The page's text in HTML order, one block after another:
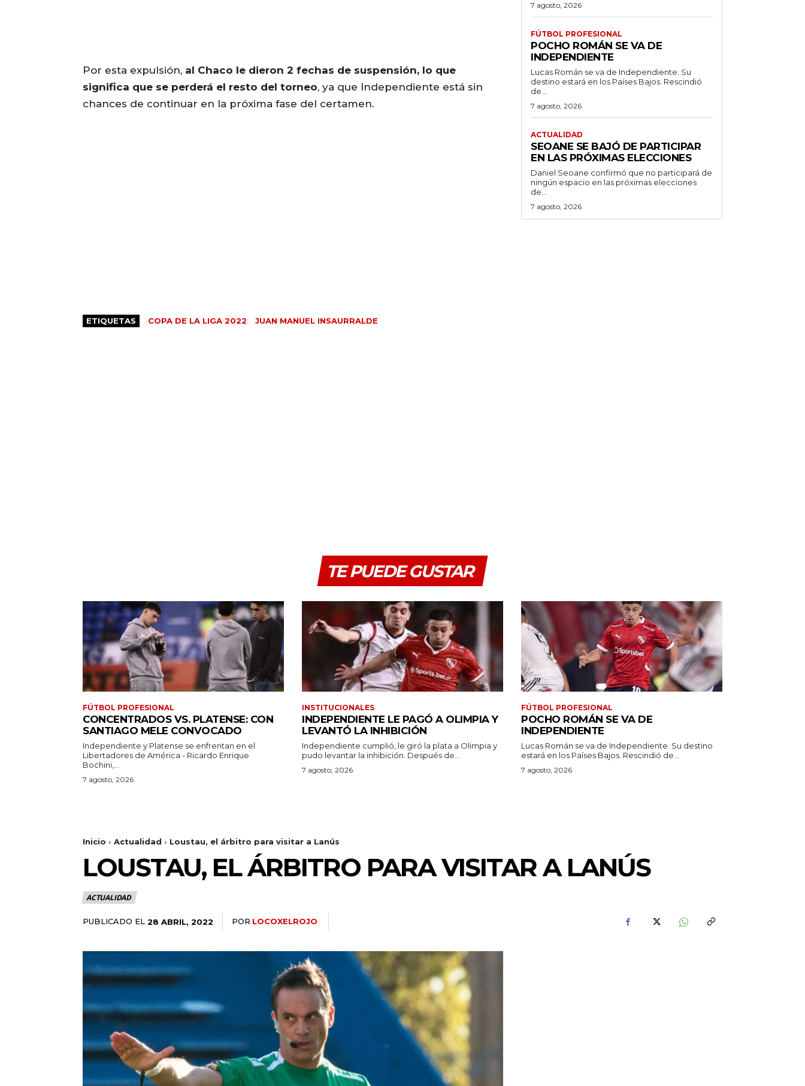
Por esta expulsión, al Chaco le dieron 2 fechas de suspensión, lo que
significa que se perderá el resto del torneo, ya que Independiente está sin
chances de continuar en la próxima fase del certamen.
ETIQUETAS COPA DE LA LIGA 2022 JUAN MANUEL INSAURRALDE
7 agosto, 2026
FÚTBOL PROFESIONAL
POCHO ROMÁN SE VA DE
INDEPENDIENTE
Lucas Román se va de Independiente. Su
destino estará en los Países Bajos. Rescindió
de...
7 agosto, 2026
ACTUALIDAD
SEOANE SE BAJÓ DE PARTICIPAR
EN LAS PRÓXIMAS ELECCIONES
Daniel Seoane confirmó que no participará de
ningún espacio en las próximas elecciones
de...
7 agosto, 2026
TE PUEDE GUSTAR
FÚTBOL PROFESIONAL
CONCENTRADOS VS. PLATENSE: CON
SANTIAGO MELE CONVOCADO
Independiente y Platense se enfrentan en el
Libertadores de América - Ricardo Enrique
Bochini,...
7 agosto, 2026
INSTITUCIONALES
INDEPENDIENTE LE PAGÓ A OLIMPIA Y
LEVANTÓ LA INHIBICIÓN
Independiente cumplió, le giró la plata a Olimpia y
pudo levantar la inhibición. Después de...
7 agosto, 2026
FÚTBOL PROFESIONAL
POCHO ROMÁN SE VA DE
INDEPENDIENTE
Lucas Román se va de Independiente. Su destino
estará en los Países Bajos. Rescindió de...
7 agosto, 2026